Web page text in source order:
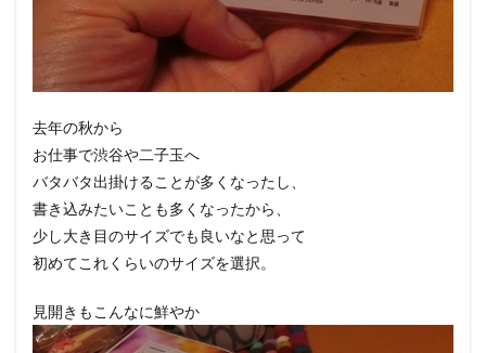
去年の秋から
お仕事で渋谷や二子玉へ
バタバタ出掛けることが多くなったし、
書き込みたいことも多くなったから、
少し大き目のサイズでも良いなと思って
初めてこれくらいのサイズを選択。
見開きもこんなに鮮やか